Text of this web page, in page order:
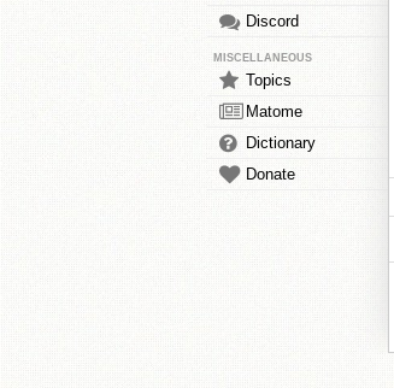
Discord
MISCELLANEOUS
Topics
Matome
Dictionary
Donate